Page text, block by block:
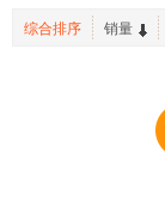
综合排序 销量